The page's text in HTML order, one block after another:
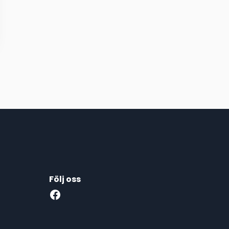
Följ oss
Facebook